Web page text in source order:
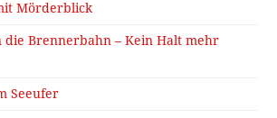
Mörderblick
die Brennerbahn – Kein Halt mehr
Seeufer